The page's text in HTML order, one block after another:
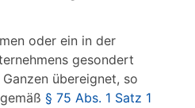
oder ein in der
gesondert
übereignet, so
§ 75 Abs. 1 Satz 1